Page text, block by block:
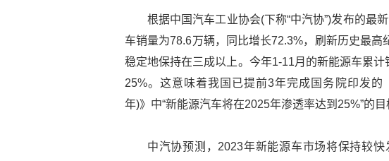
根据中国汽车工业协会(下称“中汽协”)发布的最
车销量为78.6万辆，同比增长72.3%，刷新历史最高
稳定地保持在三成以上。今年1-11月的新能源车累
25%。这意味着我国已提前3年完成国务院印发的
年)》中“新能源汽车将在2025年渗透率达到25%”的目
中汽协预测，2023年新能源车市场将保持较